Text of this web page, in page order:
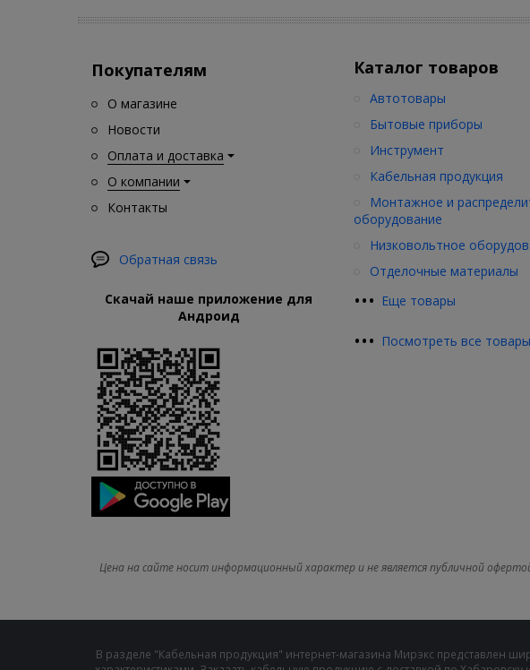
Покупателям
О магазине
Новости
Оплата и доставка
О компании
Контакты
Обратная связь
Скачай наше приложение для
Андроид
Каталог товаров
••• Еще товары
Автотовары
Бытовые приборы
Инструмент
Кабельная продукция
Монтажное и
оборудование
Низковольтное
Отделочные материалы
••• Посмотреть все товары
Цена на сайте носит информационный характер и не является публичной
В разделе "Кабельная продукция" интернет-магазина Мирэкс представлен